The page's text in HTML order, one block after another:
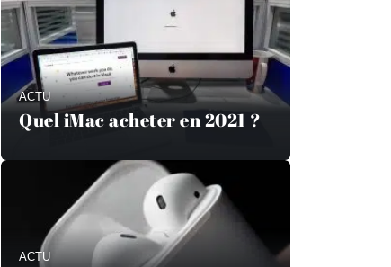
ACTU
Quel iMac acheter en 2021 ?
ACTU